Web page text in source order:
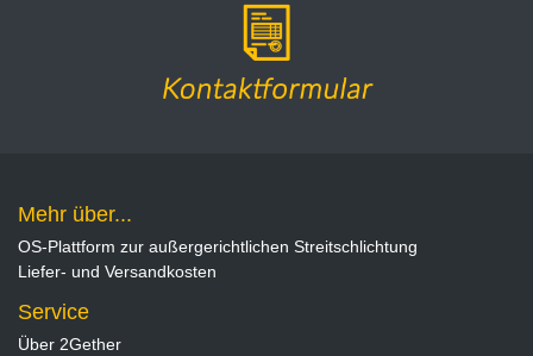
Mehr über...
OS-Plattform zur außergerichtlichen Streitschlichtung
Liefer- und Versandkosten
Service
Über 2Gether